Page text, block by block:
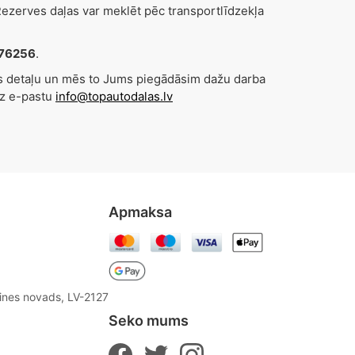
daļas var meklēt pēc transportlīdzekļa
.
un mēs to Jums piegādāsim dažu darba
e-pastu info@topautodalas.lv
novads, LV-2127
Apmaksa
Seko mums